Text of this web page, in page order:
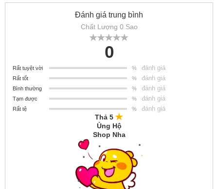
Đánh giá trung bình
Chất Lượng 0 Sao
0
Rất tuyệt vời % đánh giá
Rất tốt % đánh giá
Bình thường % đánh giá
Tạm được % đánh giá
Rất tệ % đánh giá
Thả 5
Ủng Hộ
Shop Nha